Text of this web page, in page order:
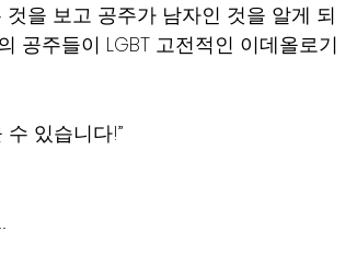
을 보고 공주가 남자인 것을 알게 되
공주들이 LGBT 고전적인 이데올로기
있습니다!”